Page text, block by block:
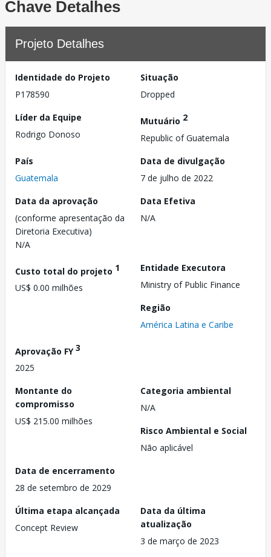
Chave Detalhes
Projeto Detalhes
Identidade do Projeto
P178590
Situação
Dropped
Líder da Equipe
Rodrigo Donoso
Mutuário 2
Republic of Guatemala
País
Guatemala
Data de divulgação
7 de julho de 2022
Data da aprovação
(conforme apresentação da
Diretoria Executiva)
N/A
Data Efetiva
N/A
Custo total do projeto 1
US$ 0.00 milhões
Entidade Executora
Ministry of Public Finance
Região
América Latina e Caribe
Aprovação FY3
2025
Montante do
compromisso
US$ 215.00 milhões
Categoria ambiental
N/A
Risco Ambiental e Social
Não aplicável
Data de encerramento
28 de setembro de 2029
Última etapa alcançada
Concept Review
Data da última
atualização
3 de março de 2023